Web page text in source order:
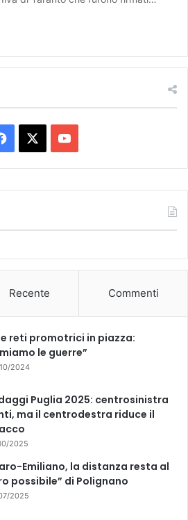
a
c
k
o
u
Recente Commenti
reti promotrici in piazza:
le guerre”
2024
Puglia 2025: centrosinistra
ma il centrodestra riduce il
2025
Emiliano, la distanza resta al
possibile” di Polignano
2025